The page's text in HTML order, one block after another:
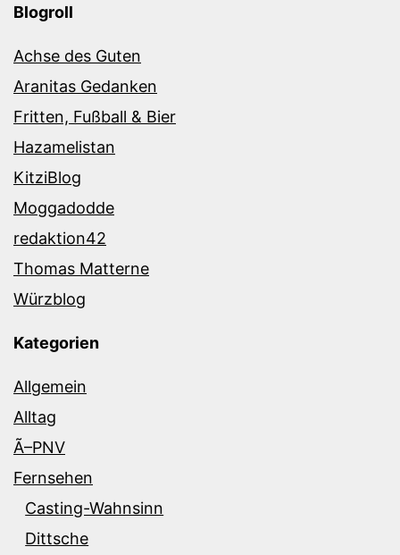
Blogroll
Achse des Guten
Aranitas Gedanken
Fritten, Fußball & Bier
Hazamelistan
KitziBlog
Moggadodde
redaktion42
Thomas Matterne
Würzblog
Kategorien
Allgemein
Alltag
Ã–PNV
Fernsehen
Casting-Wahnsinn
Dittsche